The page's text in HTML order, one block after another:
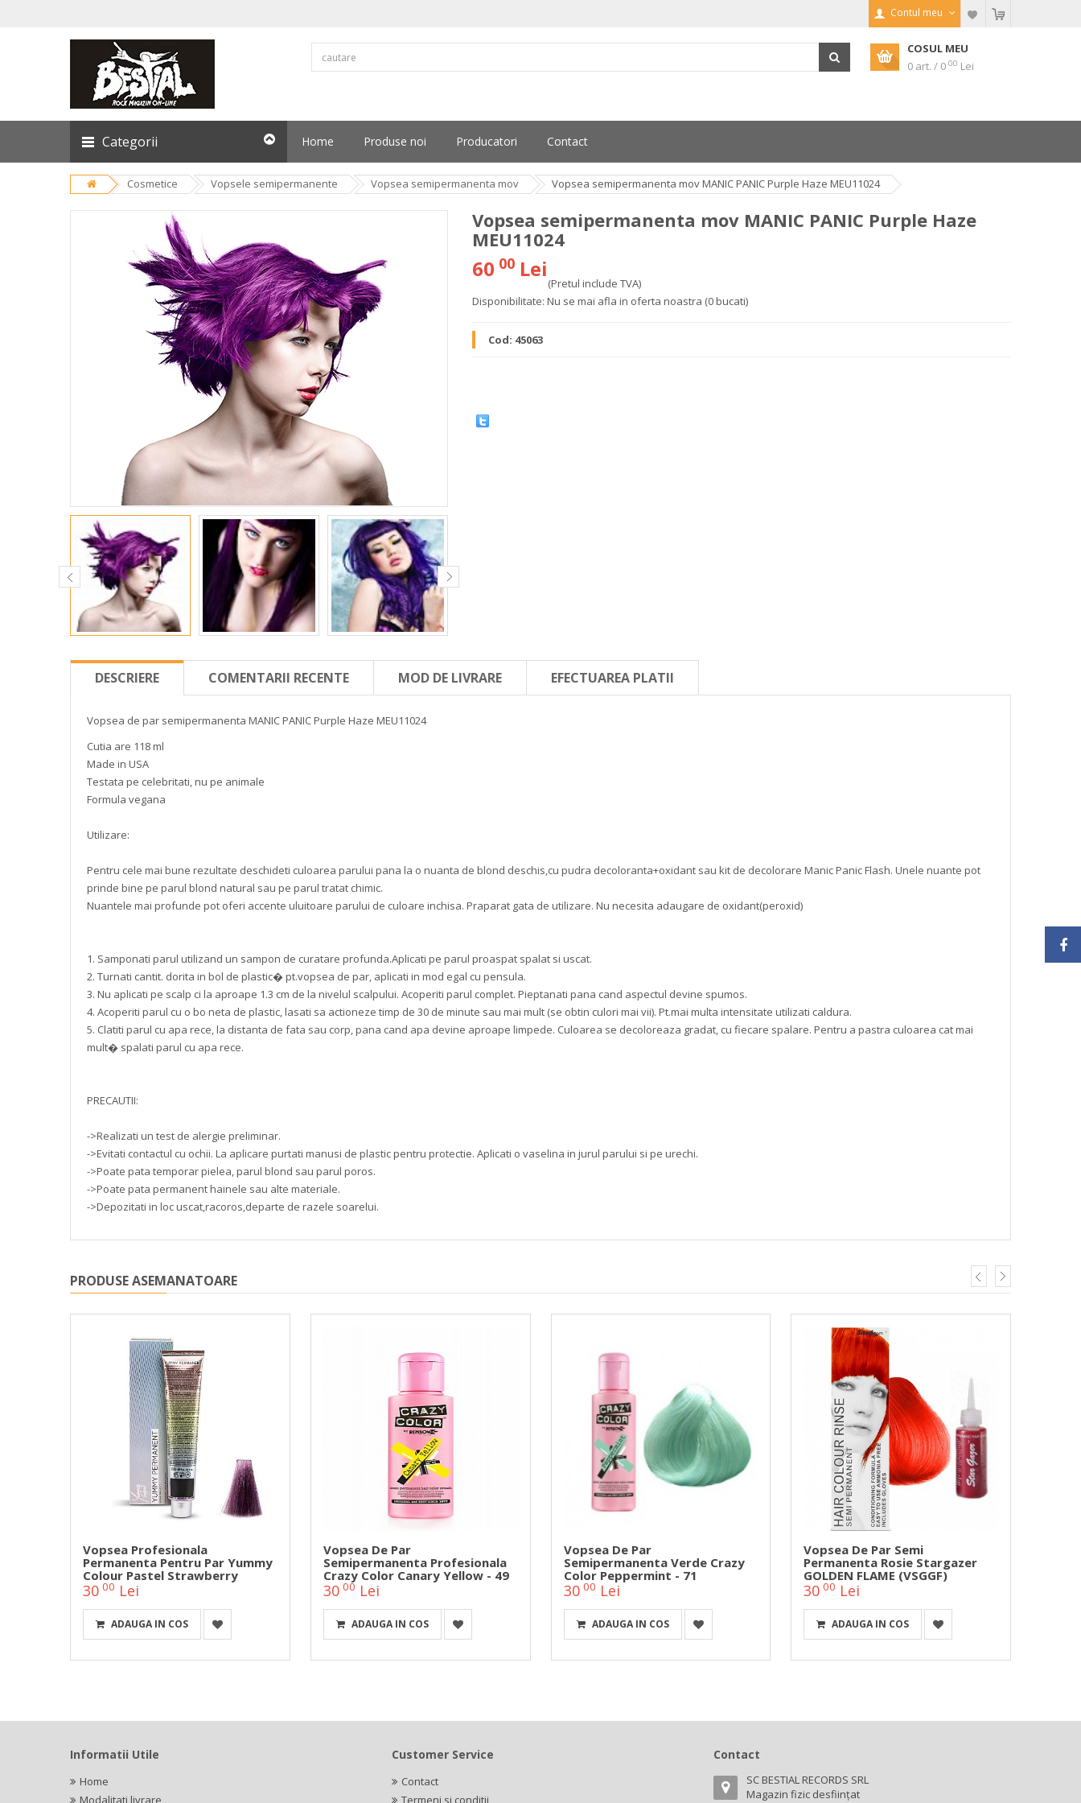
Contul meu
COSUL MEU
0 art. / 0 00 Lei
Categorii Home Produse noi Producatori Contact
Cosmetice Vopsele semipermanente Vopsea semipermanenta mov Vopsea semipermanenta mov MANIC PANIC Purple Haze MEU11024
Vopsea semipermanenta mov MANIC PANIC Purple Haze
MEU11024
60 00 Lei
(Pretul include TVA)
Disponibilitate: Nu se mai afla in oferta noastra (0 bucati)
Cod: 45063
DESCRIERE COMENTARII RECENTE MOD DE LIVRARE EFECTUAREA PLATII
Vopsea de par semipermanenta MANIC PANIC Purple Haze MEU11024
Cutia are 118 ml
Made in USA
Testata pe celebritati, nu pe animale
Formula vegana
Utilizare:
Pentru cele mai bune rezultate deschideti culoarea parului pana la o nuanta de blond deschis,cu pudra decoloranta+oxidant sau kit de decolorare Manic Panic Flash. Unele nuante pot
prinde bine pe parul blond natural sau pe parul tratat chimic.
Nuantele mai profunde pot oferi accente uluitoare parului de culoare inchisa. Praparat gata de utilizare. Nu necesita adaugare de oxidant(peroxid)
1. Samponati parul utilizand un sampon de curatare profunda.Aplicati pe parul proaspat spalat si uscat.
2. Turnati cantit. dorita in bol de plastic� pt.vopsea de par, aplicati in mod egal cu pensula.
3. Nu aplicati pe scalp ci la aproape 1.3 cm de la nivelul scalpului. Acoperiti parul complet. Pieptanati pana cand aspectul devine spumos.
4. Acoperiti parul cu o bo neta de plastic, lasati sa actioneze timp de 30 de minute sau mai mult (se obtin culori mai vii). Pt.mai multa intensitate utilizati caldura.
5. Clatiti parul cu apa rece, la distanta de fata sau corp, pana cand apa devine aproape limpede. Culoarea se decoloreaza gradat, cu fiecare spalare. Pentru a pastra culoarea cat mai
mult� spalati parul cu apa rece.
PRECAUTII:
->Realizati un test de alergie preliminar.
->Evitati contactul cu ochii. La aplicare purtati manusi de plastic pentru protectie. Aplicati o vaselina in jurul parului si pe urechi.
->Poate pata temporar pielea, parul blond sau parul poros.
->Poate pata permanent hainele sau alte materiale.
->Depozitati in loc uscat,racoros,departe de razele soarelui.
PRODUSE ASEMANATOARE
Vopsea Profesionala
Permanenta Pentru Par Yummy
Colour Pastel Strawberry
30 00 Lei
ADAUGA IN COS
Vopsea De Par
Semipermanenta Profesionala
Crazy Color Canary Yellow - 49
3000 Lei
ADAUGA IN COS
Vopsea De Par
Semipermanenta Verde Crazy
Color Peppermint - 71
3000 Lei
ADAUGA IN COS
Vopsea De Par Semi
Permanenta Rosie Stargazer
GOLDEN FLAME (VSGGF)
30 00 Lei
ADAUGA IN COS
Informatii Utile
Home
Modalitati livrare
Customer Service
Contact
Termeni si conditii
Contact
SC BESTIAL RECORDS SRL
Magazin fizic desființat